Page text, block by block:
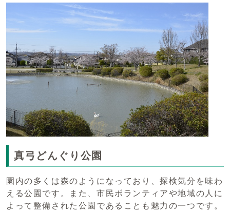
真弓どんぐり公園
園内の多くは森のようになっており、探検気分を味わ
える公園です。また、市民ボランティアや地域の人に
よって整備された公園であることも魅力の一つです。